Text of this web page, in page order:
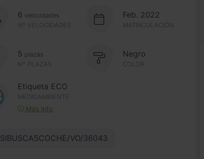
Nº VELOCIDADES
6 velocidades Feb. 2022
MATRICULACIÓN
Nº PLAZAS
5 plazas Negro
COLOR
Etiqueta ECO
MEDIOAMBIENTE
Más info
SIBUSCASCOCHE/VO/36043